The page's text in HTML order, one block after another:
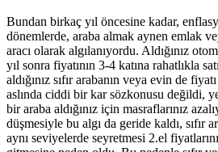
Bundan birkaç yıl öncesine kadar,
dönemlerde, araba almak aynen emlak
aracı olarak algılanıyordu. Aldığınız
yıl sonra fiyatının 3-4 katına rahatlıkla
aldığınız sıfır arabanın veya evin de
aslında ciddi bir kar sözkonusu değildi,
bir araba aldığınız için masraflarınız
düşmesiyle bu algı da geride kaldı, sıfır
aynı seviyelerde seyretmesi 2.el